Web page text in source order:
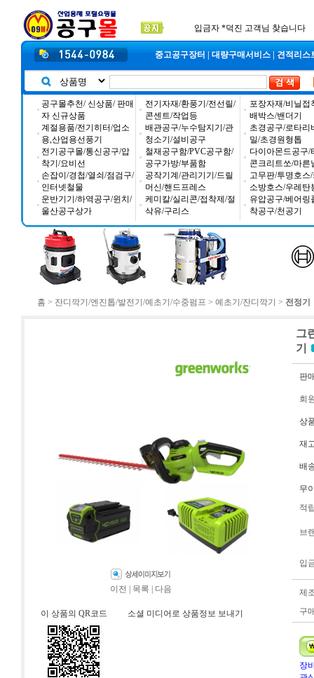
2025년 추석 배송 일정안내
입금자 *덕진 고객님 찾습니다
중고공구장터
대량구매서비스 견적리스
공구몰추천/ 신상품/ 판매
자 신규상품
계절용품/전기히터/업소
용,산업용선풍기
전기공구몰/통신공구/압
착기/요비선
손잡이/경첩/열쇠/점검구/
인터넷철물
운반기기/하역공구/윈치/
울산공구상가
전기자재/환풍기/전선릴/
콘센트/작업등
배관공구/누수탐지기/관
청소기/설비공구
철재공구함/PVC공구함/
공구가방/부품함
공작기계/관리기기/드릴
머신/핸드프레스
케미칼/실리콘/접착제/절
삭유/구리스
포장자재/비닐접
배박스/밴더기
초경공구/로타리
밀/초경원형톱
다이아몬드공구/
콘크리트쏘/마른
고무판/투명호스
소방호스/우레탄
유압공구/베어링
착공구/천공기
홈 > 잔디깍기/엔진톱/발전기/예초기/수중펌프 > 예초기/잔디깍기 > 전정기
이전 목록 다음
이 상품의 QR코드 소셜 미디어로 상품정보 보내기
그
기
판
회
상
재
배
무
적
브
입
제
구
장